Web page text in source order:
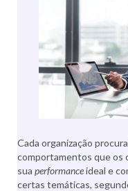
Cada organização
comportamentos que os
sua performanceideal e
certas temáticas,